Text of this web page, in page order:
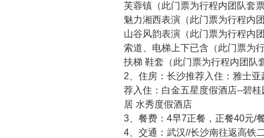
芙蓉镇（此门票为行程内团队套
魅力湘西表演（此门票为行程内
山谷风韵表演（此门票为行程内
索道、电梯上下已含（此门票为
扶梯 鞋套（此门票为行程内团队
2、住房：长沙推荐入住：雅士
荐入住：白金五星度假酒店--碧
居 水秀度假酒店
3、餐费：4早7正餐，正餐40元/
4、交通：武汉//长沙南往返高铁